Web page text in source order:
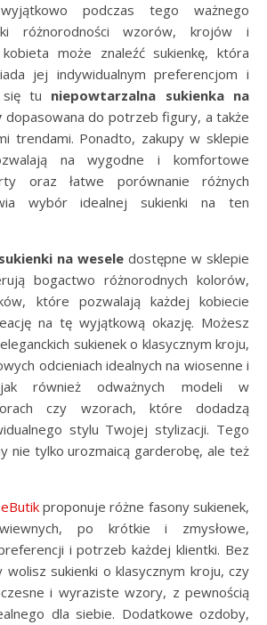
podczas tego ważnego
różnorodności wzorów, krojów i
może znaleźć sukienkę, która
jej indywidualnym preferencjom i
się tu niepowtarzalna sukienka na
dopasowana do potrzeb figury, a także
trendami. Ponadto, zakupy w sklepie
na wygodne i komfortowe
oraz łatwe porównanie różnych
wybór idealnej sukienki na ten
na wesele dostępne w sklepie
bogactwo różnorodnych kolorów,
które pozwalają każdej kobiecie
na tę wyjątkową okazję. Możesz
sukienek o klasycznym kroju,
odcieniach idealnych na wiosenne i
również odważnych modeli w
czy wzorach, które dodadzą
stylu Twojej stylizacji. Tego
nie tylko urozmaicą garderobę, ale też
proponuje różne fasony sukienek,
po krótkie i zmysłowe,
i potrzeb każdej klientki. Bez
sukienki o klasycznym kroju, czy
i wyraziste wzory, z pewnością
dla siebie. Dodatkowe ozdoby,